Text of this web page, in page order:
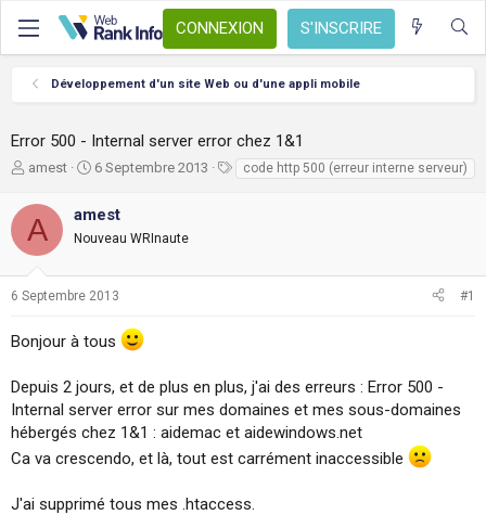
CONNEXION S'INSCRIRE
Développement d'un site Web ou d'une appli mobile
Error 500 - Internal server error chez 1&1
A
t
e
u
e
a
i
s
c
u
s
i
amest
D
e
d
é
u
6 Septembre 2013 code http 500 (erreur interne serveur)
A amest
Nouveau WRInaute
6 Septembre 2013 #1
Bonjour à tous
Depuis 2 jours, et de plus en plus, j'ai des erreurs : Error 500 -
Internal server error sur mes domaines et mes sous-domaines
hébergés chez 1&1 : aidemac et aidewindows.net
Ca va crescendo, et là, tout est carrément inaccessible
J'ai supprimé tous mes .htaccess.